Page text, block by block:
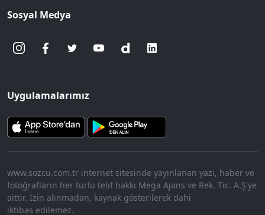
Sosyal Medya
Uygulamalarımız
www.sozcu.com.tr internet sitesinde yayınlanan yazı, haber ve
fotoğrafların her türlü telif hakkı Mega Ajans ve Rek. Tic. A.Ş'ye
aittir. İzin alınmadan, kaynak gösterilerek dahi
iktibas edilemez.